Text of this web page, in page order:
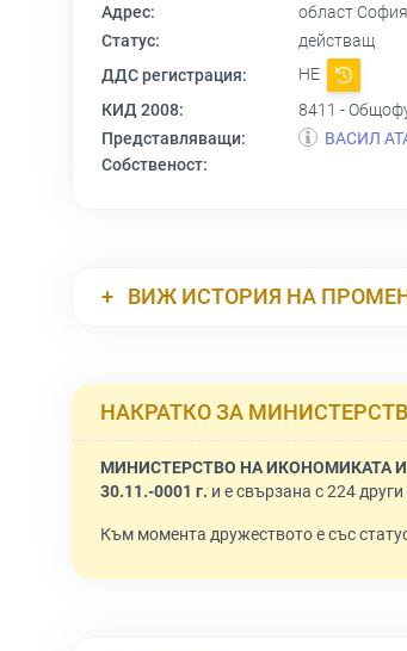
Адрес:
област
Статус:
действащ
ДДС регистрация:
НЕ
КИД 2008:
8411 -
Представляващи:
ВАСИЛ
Собственост:
ВИЖ ИСТОРИЯ НА
НАКРАТКО ЗА
МИНИСТЕРСТВО НА ИКОНОМИКАТА И
30.11.-0001 г. и е свързана с 224
Към момента дружеството е със